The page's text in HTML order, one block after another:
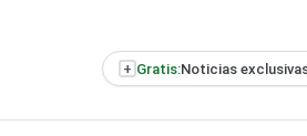
+ Gratis:Noticias